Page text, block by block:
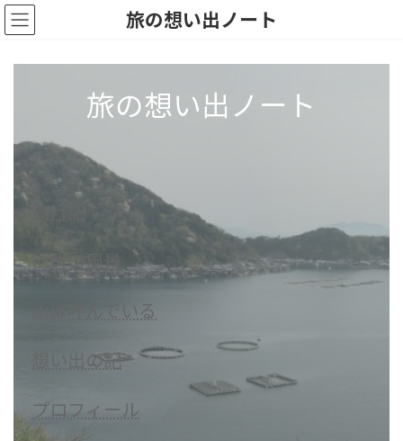
Skip
to
the
Skip
to
the
旅の想い出ノート
旅の想い出ノート
街角の風景
山は呼んでいる
想い出の記
プロフィール